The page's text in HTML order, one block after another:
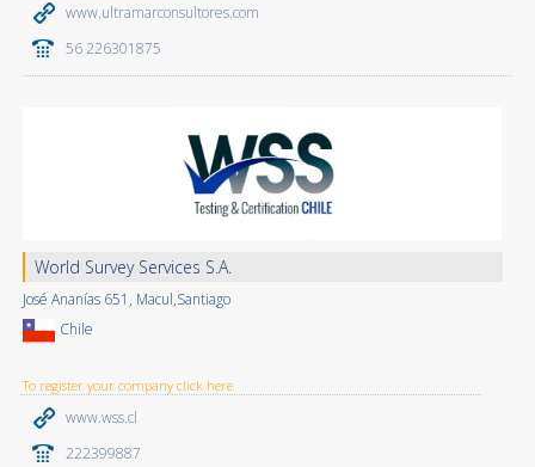
www.ultramarconsultores.com
56 226301875
World Survey Services S.A.
José Ananías 651, Macul,Santiago
Chile
To register your company click here
www.wss.cl
222399887